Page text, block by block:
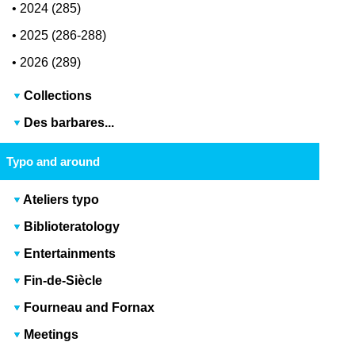
• 2024 (285)
• 2025 (286-288)
• 2026 (289)
Collections
Des barbares...
Typo and around
Ateliers typo
Biblioteratology
Entertainments
Fin-de-Siècle
Fourneau and Fornax
Meetings